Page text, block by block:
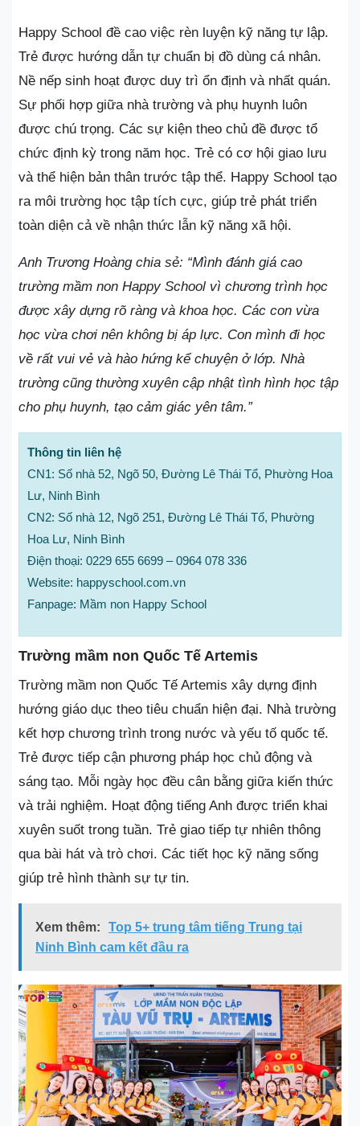
Happy School đề cao việc rèn luyện kỹ năng tự lập.
Trẻ được hướng dẫn tự chuẩn bị đồ dùng cá nhân.
Nề nếp sinh hoạt được duy trì ổn định và nhất quán.
Sự phối hợp giữa nhà trường và phụ huynh luôn
được chú trọng. Các sự kiện theo chủ đề được tổ
chức định kỳ trong năm học. Trẻ có cơ hội giao lưu
và thể hiện bản thân trước tập thể. Happy School tạo
ra môi trường học tập tích cực, giúp trẻ phát triển
toàn diện cả về nhận thức lẫn kỹ năng xã hội.
Anh Trương Hoàng chia sẻ: “Mình đánh giá cao
trường mầm non Happy School vì chương trình học
được xây dựng rõ ràng và khoa học. Các con vừa
học vừa chơi nên không bị áp lực. Con mình đi học
về rất vui vẻ và hào hứng kể chuyện ở lớp. Nhà
trường cũng thường xuyên cập nhật tình hình học tập
cho phụ huynh, tạo cảm giác yên tâm.”
Thông tin liên hệ
CN1: Số nhà 52, Ngõ 50, Đường Lê Thái Tổ, Phường Hoa
Lư, Ninh Bình
CN2: Số nhà 12, Ngõ 251, Đường Lê Thái Tổ, Phường
Hoa Lư, Ninh Bình
Điện thoại: 0229 655 6699 – 0964 078 336
Website: happyschool.com.vn
Fanpage: Mầm non Happy School
Trường mầm non Quốc Tế Artemis
Trường mầm non Quốc Tế Artemis xây dựng định
hướng giáo dục theo tiêu chuẩn hiện đại. Nhà trường
kết hợp chương trình trong nước và yếu tố quốc tế.
Trẻ được tiếp cận phương pháp học chủ động và
sáng tạo. Mỗi ngày học đều cân bằng giữa kiến thức
và trải nghiệm. Hoạt động tiếng Anh được triển khai
xuyên suốt trong tuần. Trẻ giao tiếp tự nhiên thông
qua bài hát và trò chơi. Các tiết học kỹ năng sống
giúp trẻ hình thành sự tự tin.
Xem thêm:
Top 5+ trung tâm tiếng Trung tại
Ninh Bình cam kết đầu ra